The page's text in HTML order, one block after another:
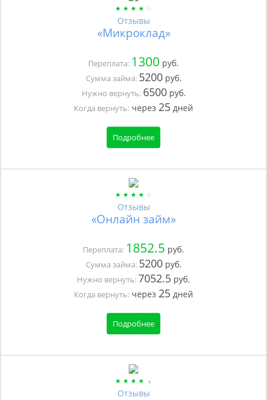
Отзывы
«Микроклад»
Переплата: 1300 руб.
Сумма займа: 5200руб.
Нужно вернуть: 6500руб.
Когда вернуть: через 25 дней
Подробнее
Отзывы
«Онлайн займ»
Переплата: 1852.5 руб.
Сумма займа: 5200руб.
Нужно вернуть:7052.5 руб.
Когда вернуть: через 25 дней
Подробнее
Отзывы